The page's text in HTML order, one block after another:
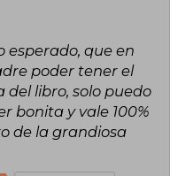
posicionó entre las 10
diversos países.​ En el
vendida solo detrás de
Viajó por diversos
promocionar sus
en Madrid, donde
México, donde reunió a
FIL de Guadalajara.
esperado, que en
poder tener el
del libro, solo puedo
bonita y vale 100%
de la grandiosa